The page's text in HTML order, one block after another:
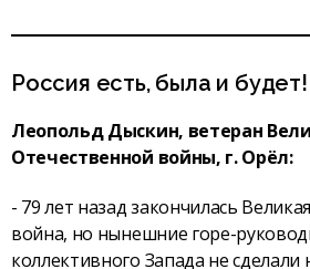
Россия есть, была и будет!
Леопольд Дыскин, ветеран
Отечественной войны, г. Орёл:
- 79 лет назад закончилась
война, но нынешние горе-
коллективного Запада не